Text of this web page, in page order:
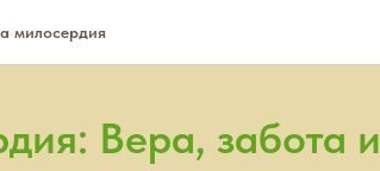
милосердия
Вера, забота и